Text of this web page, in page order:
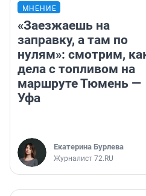
МНЕНИЕ
«Заезжаешь на
заправку, а там по
нулям»: смотрим,
дела с топливом на
маршруте Тюмень —
Уфа
Екатерина Бурлева
Журналист 72.RU